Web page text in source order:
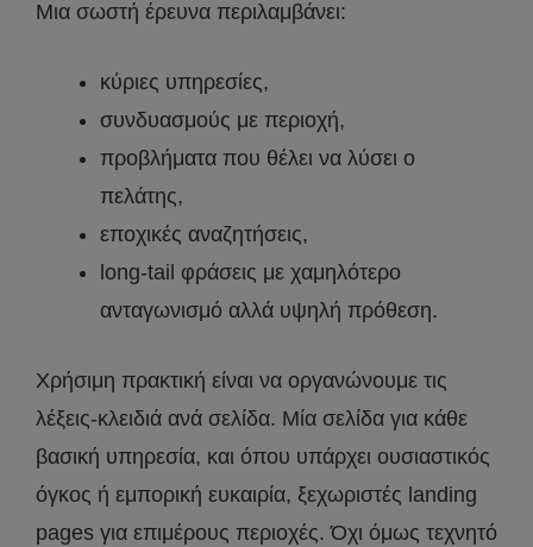
Μια σωστή έρευνα περιλαμβάνει:
κύριες υπηρεσίες,
συνδυασμούς με περιοχή,
προβλήματα που θέλει να λύσει ο
πελάτης,
εποχικές αναζητήσεις,
long-tail φράσεις με χαμηλότερο
ανταγωνισμό αλλά υψηλή πρόθεση.
Χρήσιμη πρακτική είναι να οργανώνουμε τις
λέξεις-κλειδιά ανά σελίδα. Μία σελίδα για κάθε
βασική υπηρεσία, και όπου υπάρχει ουσιαστικός
όγκος ή εμπορική ευκαιρία, ξεχωριστές landing
pages για επιμέρους περιοχές. Όχι όμως τεχνητό